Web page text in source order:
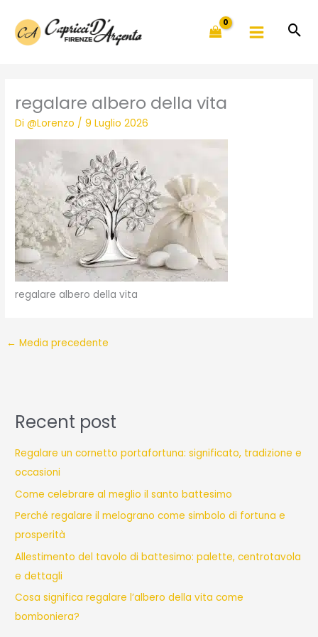
contenuto
regalare albero della vita
Di@Lorenzo /9 Luglio 2026
regalare albero della vita
← Media precedente
Recent post
Regalare un cornetto portafortuna: significato, tradizione e
occasioni
Come celebrare al meglio il santo battesimo
Perché regalare il melograno come simbolo di fortuna e
prosperità
Allestimento del tavolo di battesimo: palette, centrotavola
e dettagli
Cosa significa regalare l’albero della vita come
bomboniera?